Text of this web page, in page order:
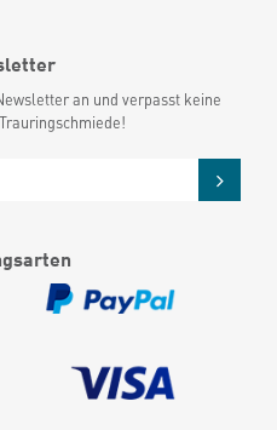
an und verpasst keine